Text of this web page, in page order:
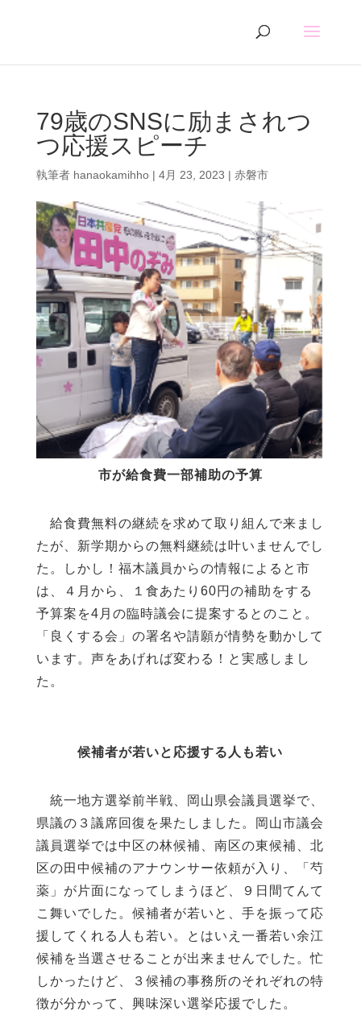
79歳のSNSに励まされつ
つ応援スピーチ
執筆者 hanaokamihho| 4月 23, 2023 | 赤磐市
市が給食費一部補助の予算
給食費無料の継続を求めて取り組んで来まし
たが、新学期からの無料継続は叶いませんでし
た。しかし！福木議員からの情報によると市
は、４月から、１食あたり 60円の補助をする
予算案を4 月の臨時議会に提案するとのこと。
「良くする会」の署名や請願が情勢を動かして
います。声をあげれば変わる！と実感しまし
た。
候補者が若いと応援する人も若い
統一地方選挙前半戦、岡山県会議員選挙で、
県議の３議席回復を果たしました。岡山市議会
議員選挙では中区の林候補、南区の東候補、北
区の田中候補のアナウンサー依頼が入り、「芍
薬」が片面になってしまうほど、９日間てんて
こ舞いでした。候補者が若いと、手を振って応
援してくれる人も若い。とはいえ一番若い余江
候補を当選させることが出来ませんでした。忙
しかったけど、３候補の事務所のそれぞれの特
徴が分かって、興味深い選挙応援でした。